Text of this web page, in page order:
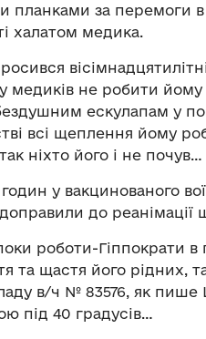
планками за перемоги
халатом медика.
медиків не робити йому
ескулапам у
всі щеплення йому
ніхто його і не почув…
годин у вакцинованого
до
роботи-Гіппократи в
та щастя його рідних,
в/ч № 83576, як пише
під 40 градусів…